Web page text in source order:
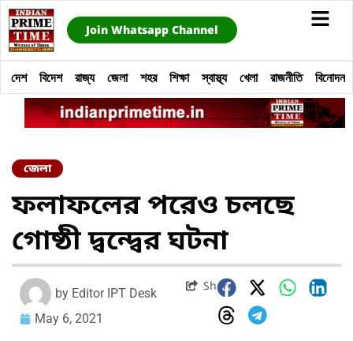
Join Whatsapp Channel
দেশ বিদেশ রাজ্য জেলা শহর শিক্ষা স্বাস্থ্য খেলা রাজনীতি বিনোদন
জেলা
ফলাফলের পরেও চলছে
গোষ্ঠী দ্বন্দ্বের ঘটনা
by Editor IPT Desk
May 6, 2021
Share